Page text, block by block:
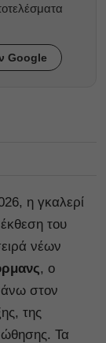
Google
η γκαλερί
του
νέων
, ο
στον
της
Τα